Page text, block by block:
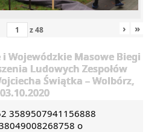
z48 › »
Wojewódzkie Masowe Biegi
Ludowych Zespołów
Świątka – Wolbórz,
03.10.2020
3589507941156888
o